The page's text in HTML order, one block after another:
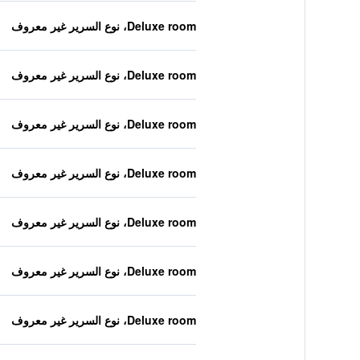
Deluxe room، نوع السرير غير معروف
Deluxe room، نوع السرير غير معروف
Deluxe room، نوع السرير غير معروف
Deluxe room، نوع السرير غير معروف
Deluxe room، نوع السرير غير معروف
Deluxe room، نوع السرير غير معروف
Deluxe room، نوع السرير غير معروف